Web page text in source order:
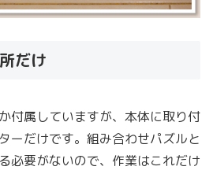
だけ
付属していますが、本体に取り付
ーだけです。組み合わせパズルと
必要がないので、作業はこれだけ